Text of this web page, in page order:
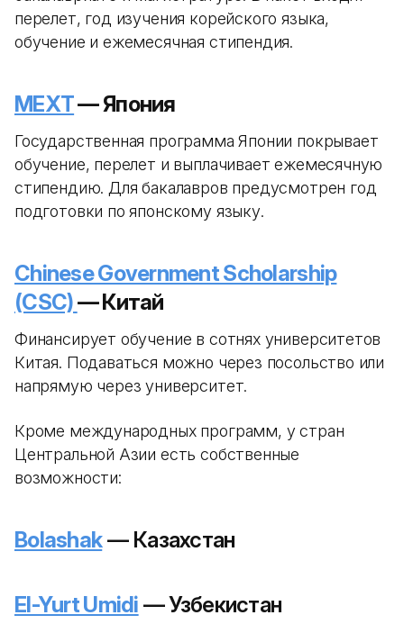
перелет, год изучения корейского языка,
обучение и ежемесячная стипендия.
MEXT— Япония
Государственная программа Японии покрывает
обучение, перелет и выплачивает ежемесячную
стипендию. Для бакалавров предусмотрен год
подготовки по японскому языку.
Chinese Government Scholarship
(CSC)— Китай
Финансирует обучение в сотнях университетов
Китая. Подаваться можно через посольство или
напрямую через университет.
Кроме международных программ, у стран
Центральной Азии есть собственные
возможности:
Bolashak— Казахстан
El-Yurt Umidi — Узбекистан